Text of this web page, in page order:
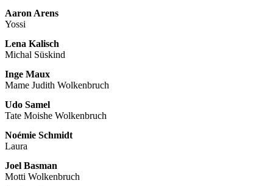
Aaron Arens
Yossi
Lena Kalisch
Michal Süskind
Inge Maux
Mame Judith Wolkenbruch
Udo Samel
Tate Moishe Wolkenbruch
Noémie Schmidt
Laura
Joel Basman
Motti Wolkenbruch